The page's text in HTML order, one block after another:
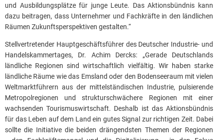
und Ausbildungsplätze für junge Leute. Das Aktionsbündnis kann
dazu beitragen, dass Unternehmer und Fachkräfte in den ländlichen
Räumen Zukunftsperspektiven gestalten.“
Stellvertretender Hauptgeschäftsführer des Deutscher Industrie- und
Handelskammertages, Dr. Achim Dercks: „Gerade Deutschlands
ländliche Regionen sind wirtschaftlich vielfältig. Wir haben starke
ländliche Räume wie das Emsland oder den Bodenseeraum mit vielen
Weltmarktführern aus der mittelständischen Industrie, pulsierende
Metropolregionen und strukturschwächere Regionen mit einer
wachsenden Tourismuswirtschaft. Deshalb ist das Aktionsbündnis
für das Leben auf dem Land ein gutes Signal zur richtigen Zeit. Dabei
sollte die Initiative die beiden drängendsten Themen der Regionen